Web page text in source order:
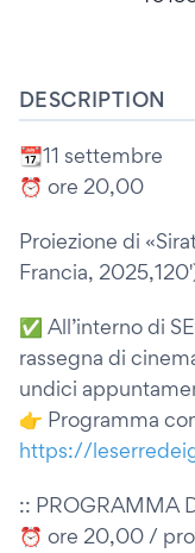
DESCRIPTION
📆11 settembre
⏰ ore 20,00
Proiezione di
Francia,
✅ All’interno di
rassegna di
undici
👉 Programma
https://
:: PROGRAMMA
⏰ ore 20,00 /